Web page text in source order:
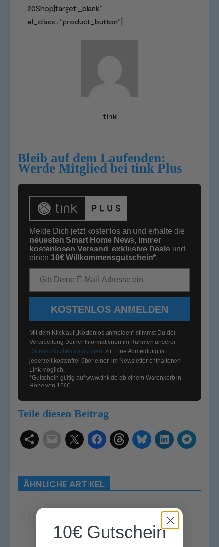
20Shop|target:_blank“
el_class=“product_button“]
tink
Bleib auf dem Laufenden:
Werde Mitglied bei tink Plus
Melde Dich jetzt kostenlos an und erhalte die
neuesten Smart Home News, immer
kostenlosen Versand , exklusive Deals und
einen 10€ Willkommensgutschein*.
KOSTENLOS ANMELDEN
Mit dem Klick auf „Kostenlos anmelden“ stimmst Du der
Verarbeitung Deiner Informationen im Rahmen unserer
Datenschutzbestimmungen zu. Eine Abmeldung ist
jederzeit kostenfrei über einen im Newsletter enthaltenen
Link möglich.
*Gutschein gültig aufwww.tink.de ab einem Warenkorb in
Höhe von 150€
Teile diesen Beitrag
ÄHNLICHE ARTIKEL
10€ Gutschein